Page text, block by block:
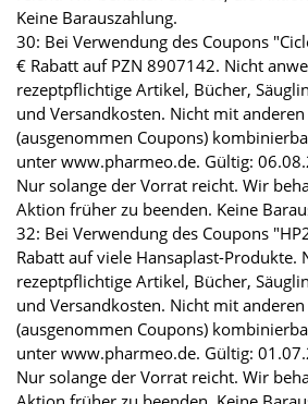
Keine Barauszahlung.
30: Bei Verwendung des Coupons
€ Rabatt auf PZN 8907142. Nicht
rezeptpflichtige Artikel, Bücher,
und Versandkosten. Nicht mit
(ausgenommen Coupons)
unter www.pharmeo.de. Gültig:
Nur solange der Vorrat reicht. Wir
Aktion früher zu beenden. Keine
32: Bei Verwendung des Coupons
Rabatt auf viele Hansaplast-Produkte.
rezeptpflichtige Artikel, Bücher,
und Versandkosten. Nicht mit
(ausgenommen Coupons)
unter www.pharmeo.de. Gültig:
Nur solange der Vorrat reicht. Wir